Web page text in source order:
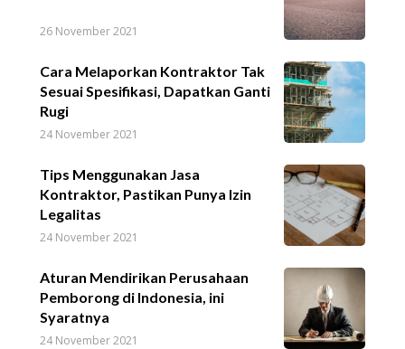
26 November 2021
Cara Melaporkan Kontraktor Tak
Sesuai Spesifikasi, Dapatkan Ganti
Rugi
24 November 2021
Tips Menggunakan Jasa
Kontraktor, Pastikan Punya Izin
Legalitas
24 November 2021
Aturan Mendirikan Perusahaan
Pemborong di Indonesia, ini
Syaratnya
24 November 2021